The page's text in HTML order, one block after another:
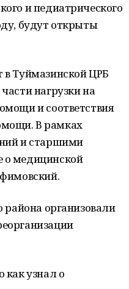
и педиатрического
будут открыты
Туймазинской ЦРБ
нагрузки на
и соответствия
В рамках
и старшими
о медицинской
организовали
как узнал о